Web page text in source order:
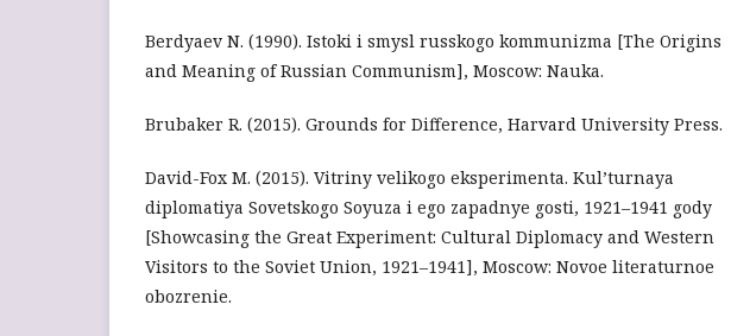
Berdyaev N. (1990). Istoki i smysl russkogo kommunizma [The Origins
and Meaning of Russian Communism], Moscow: Nauka.
Brubaker R. (2015). Grounds for Difference, Harvard University Press.
David-Fox M. (2015). Vitriny velikogo eksperimenta. Kul’turnaya
diplomatiya Sovetskogo Soyuza i ego zapadnye gosti, 1921–1941 gody
[Showcasing the Great Experiment: Cultural Diplomacy and Western
Visitors to the Soviet Union, 1921–1941], Moscow: Novoe literaturnoe
obozrenie.